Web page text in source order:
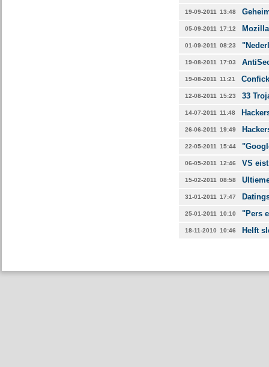
19-09-2011 13:48
05-09-2011 17:12
01-09-2011 08:23
19-08-2011 17:03
19-08-2011 11:21
12-08-2011 15:23 33
14-07-2011 11:48
26-06-2011 19:49
22-05-2011 15:44
06-05-2011 12:46 VS
15-02-2011 08:58
31-01-2011 17:47
25-01-2011 10:10 "Pers
18-11-2010 10:46 Helft